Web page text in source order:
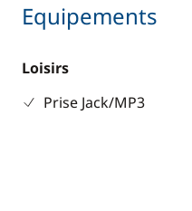
Equipements
Loisirs
Prise Jack/MP3